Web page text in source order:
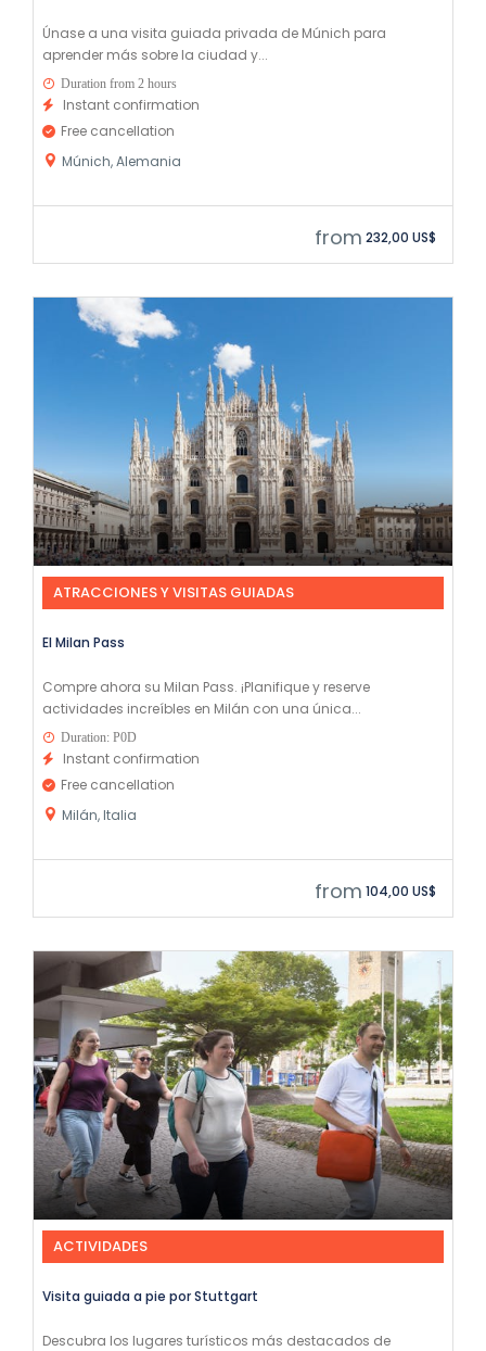
Únase a una visita guiada privada de Múnich para
aprender más sobre la ciudad y...
Duration from 2 hours
Instant confirmation
Free cancellation
Múnich, Alemania
from 232,00 US$
ATRACCIONES Y VISITAS GUIADAS
El Milan Pass
Compre ahora su Milan Pass. ¡Planifique y reserve
actividades increíbles en Milán con una única...
Duration: P0D
Instant confirmation
Free cancellation
Milán, Italia
from 104,00 US$
ACTIVIDADES
Visita guiada a pie por Stuttgart
Descubra los lugares turísticos más destacados de